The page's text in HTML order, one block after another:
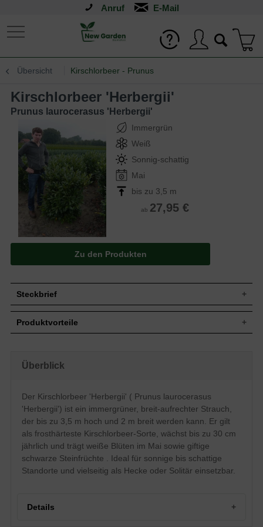
Anruf
Übersicht Kirschlorbeer - Prunus
Kirschlorbeer 'Herbergii'
Prunus laurocerasus 'Herbergii'
Immergrün
Weiß
Sonnig-schattig
Mai
bis zu 3,5 m
ab 27,95 €
Zu den Produkten
Steckbrief
Zuwachs
Wuchsform
Frucht
Tiefschwarze erbsengroße Steinfrüchte,
nicht zum Verzehr geeignet
Blüte
Weiß, im Mai
Blütezeit
Mai
Boden
Mäßig trockene bis feuchte, humose und
nährstoffreiche Böden
Standort
Sonnig bis schattig
Produktvorteile
gut schnittverträglich
verträgt keine Staunässe
regelmäßiger Beschnitt nötig
Überblick
Der Kirschlorbeer 'Herbergii' ( Prunus laurocerasus
'Herbergii') ist ein immergrüner, breit-aufrechter Strauch,
der bis zu 3,5 m hoch und 2 m breit werden kann. Er gilt
als frosthärteste Kirschlorbeer-Sorte, wächst bis zu 30 cm
jährlich und trägt weiße Blüten im Mai sowie giftige
schwarze Steinfrüchte . Ideal für sonnige bis schattige
Standorte und vielseitig als Hecke oder Solitär einsetzbar.
Details